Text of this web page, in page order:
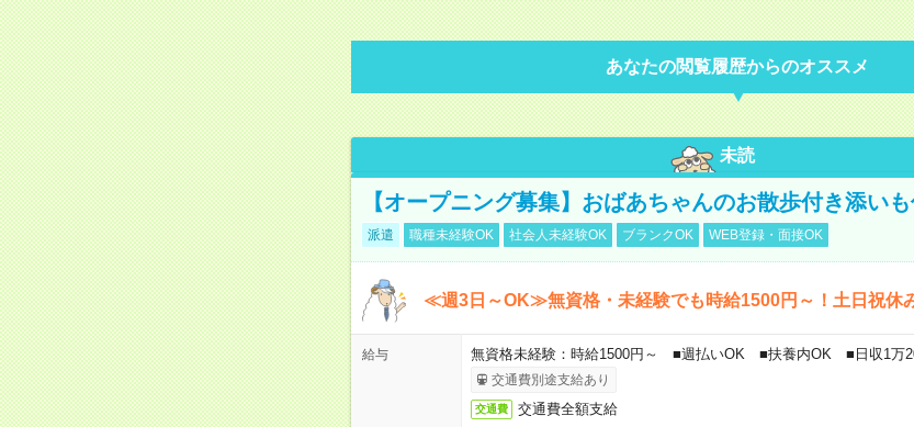
あなたの閲覧履歴からのオススメ
未読
【オープニング募集】おばあちゃんのお散歩付き添い
派遣 職種未経験OK 社会人未経験OK ブランクOK WEB登録・面接OK
≪週3日～OK≫無資格・未経験でも時給1500円～！土日祝休
給与 無資格未経験：時給1500円～ ■週払いOK ■扶養内OK ■日収1万
交通費別途支給あり
交通費 交通費全額支給